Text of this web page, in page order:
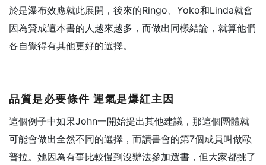
於是瀑布效應就此展開，後來的Ringo、Yoko和Linda就會
因為贊成這本書的人越來越多，而做出同樣結論，就算他們
各自覺得有其他更好的選擇。
品質是必要條件 運氣是爆紅主因
這個例子中如果John一開始提出其他建議，那這個團體就
可能會做出全然不同的選擇，而讀書會的第7個成員叫做歐
普拉。她因為有事比較慢到沒辦法參加選書，但大家都挑了